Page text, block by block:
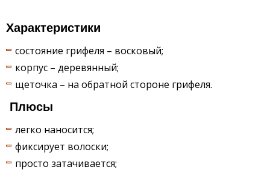
Характеристики
состояние грифеля – восковый;
корпус – деревянный;
щеточка – на обратной стороне грифеля.
Плюсы
легко наносится;
фиксирует волоски;
просто затачивается;